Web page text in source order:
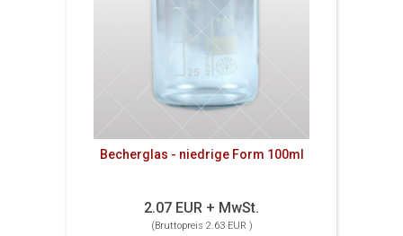
Becherglas - niedrige Form 100ml
2.07 EUR + MwSt.
(Bruttopreis 2.63 EUR )